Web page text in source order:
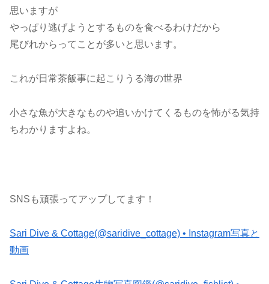
思いますが
やっぱり逃げようとするものを食べるわけだから
尾びれからってことが多いと思います。
これが日常茶飯事に起こりうる海の世界
小さな魚が大きなものや追いかけてくるものを怖がる気持
ちわかりますよね。
SNSも頑張ってアップしてます！
Sari Dive & Cottage(@saridive_cottage) • Instagram写真と
動画